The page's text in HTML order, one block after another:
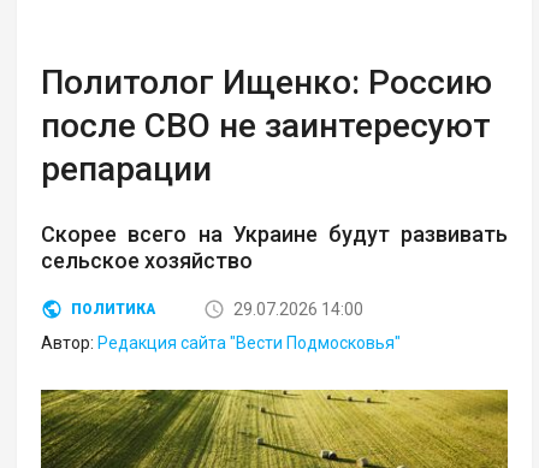
Политолог Ищенко: Россию
после СВО не заинтересуют
репарации
Скорее всего на Украине будут развивать
сельское хозяйство
ПОЛИТИКА
29.07.2026 14:00
Автор: Редакция сайта "Вести Подмосковья"